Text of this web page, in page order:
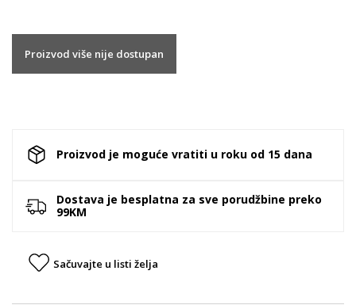
Proizvod više nije dostupan
Proizvod je moguće vratiti u roku od 15 dana
Dostava je besplatna za sve porudžbine preko
99KM
Sačuvajte u listi želja